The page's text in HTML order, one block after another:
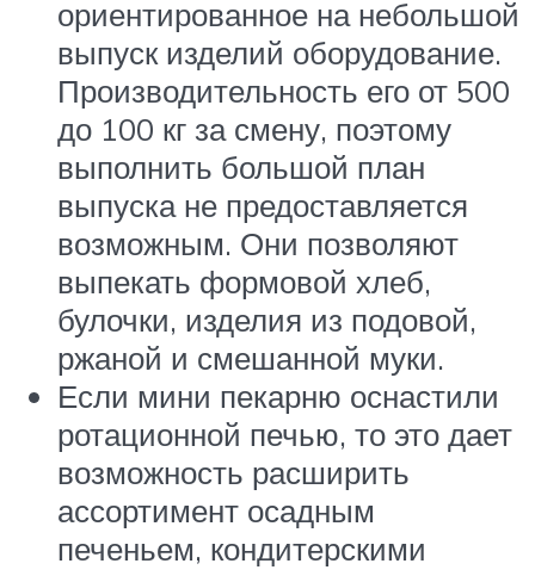
ориентированное на небольшой
выпуск изделий оборудование.
Производительность его от 500
до 100 кг за смену, поэтому
выполнить большой план
выпуска не предоставляется
возможным. Они позволяют
выпекать формовой хлеб,
булочки, изделия из подовой,
ржаной и смешанной муки.
Если мини пекарню оснастили
ротационной печью, то это дает
возможность расширить
ассортимент осадным
печеньем, кондитерскими